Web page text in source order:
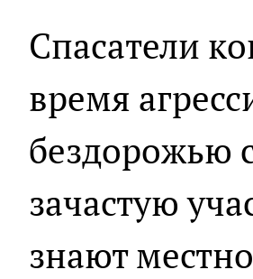
Спасатели
время
бездорожью
зачастую
знают